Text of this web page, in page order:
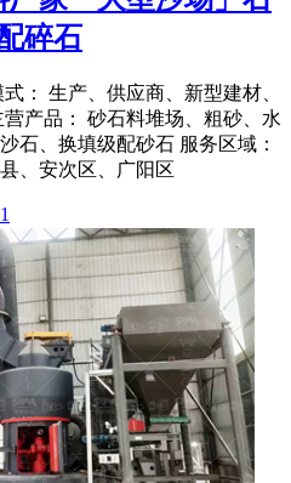
碎石
： 生产、供应商、新型建材、
产品： 砂石料堆场、粗砂、水
石、换填级配砂石 服务区域：
、安次区、广阳区